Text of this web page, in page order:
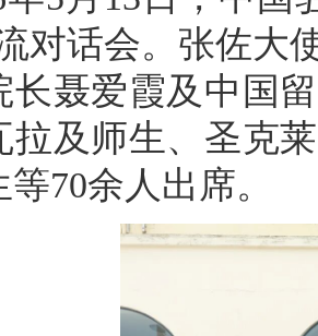
对话会。张佐大
长聂爱霞及中国
拉及师生、圣克
70余人出席。